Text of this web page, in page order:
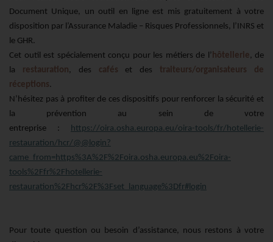
Document Unique, un outil en ligne est mis gratuitement à votre
disposition par l’Assurance Maladie – Risques Professionnels, l’INRS et
le GHR.
Cet outil est spécialement conçu pour les métiers de l’hôtellerie, de
la
restauration, des cafés et des
traiteurs/organisateurs de
réceptions.
N’hésitez pas à profiter de ces dispositifs pour renforcer la sécurité et
la prévention au sein de votre
entreprise :
https://oira.osha.europa.eu/oira-tools/fr/hotellerie-
restauration/hcr/@@login?
came_from=https%3A%2F%2Foira.osha.europa.eu%2Foira-
tools%2Ffr%2Fhotellerie-
restauration%2Fhcr%2F%3Fset_language%3Dfr#login
Pour toute question ou besoin d’assistance, nous restons à votre